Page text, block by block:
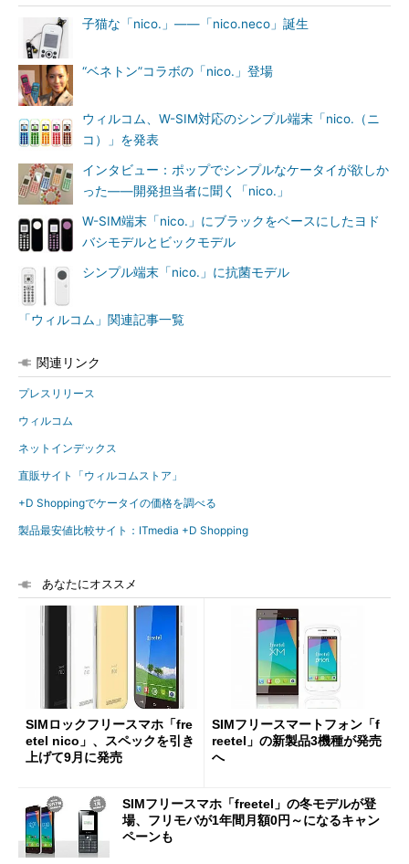
子猫な「nico.」――「nico.neco」誕生
“ベネトン”コラボの「nico.」登場
ウィルコム、W-SIM対応のシンプル端末「nico.（ニ
コ）」を発表
インタビュー：ポップでシンプルなケータイが欲しか
った――開発担当者に聞く「nico.」
W-SIM端末「nico.」にブラックをベースにしたヨド
バシモデルとビックモデル
シンプル端末「nico.」に抗菌モデル
「ウィルコム」関連記事一覧
関連リンク
プレスリリース
ウィルコム
ネットインデックス
直販サイト「ウィルコムストア」
+D Shoppingでケータイの価格を調べる
製品最安値比較サイト：ITmedia +D Shopping
あなたにオススメ
SIMロックフリースマホ「fre
etel nico」、スペックを引き
上げて9月に発売
SIMフリースマートフォン「f
reetel」の新製品3機種が発売
へ
SIMフリースマホ「freetel」の冬モデルが登
場、フリモバが1年間月額0円～になるキャン
ペーンも